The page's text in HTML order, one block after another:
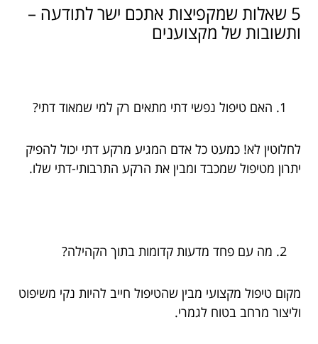
5 שאלות שמקפיצות אתכם ישר לתודעה –
ותשובות של מקצוענים
האם טיפול נפשי דתי מתאים רק למי שמאוד דתי?
לחלוטין לא! כמעט כל אדם המגיע מרקע דתי יכול להפיק
יתרון מטיפול שמכבד ומבין את הרקע התרבותי-דתי שלו.
מה עם פחד מדעות קדומות בתוך הקהילה?
מקום טיפול מקצועי מבין שהטיפול חייב להיות נקי משיפוט
וליצור מרחב בטוח לגמרי.